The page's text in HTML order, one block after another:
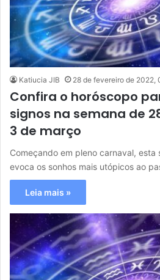
Katiucia JIB 28 de fevereiro de 2022,
Confira o horóscopo
signos na semana de
3 de março
Começando em pleno carnaval, esta
evoca os sonhos mais utópicos ao
Leia mais »